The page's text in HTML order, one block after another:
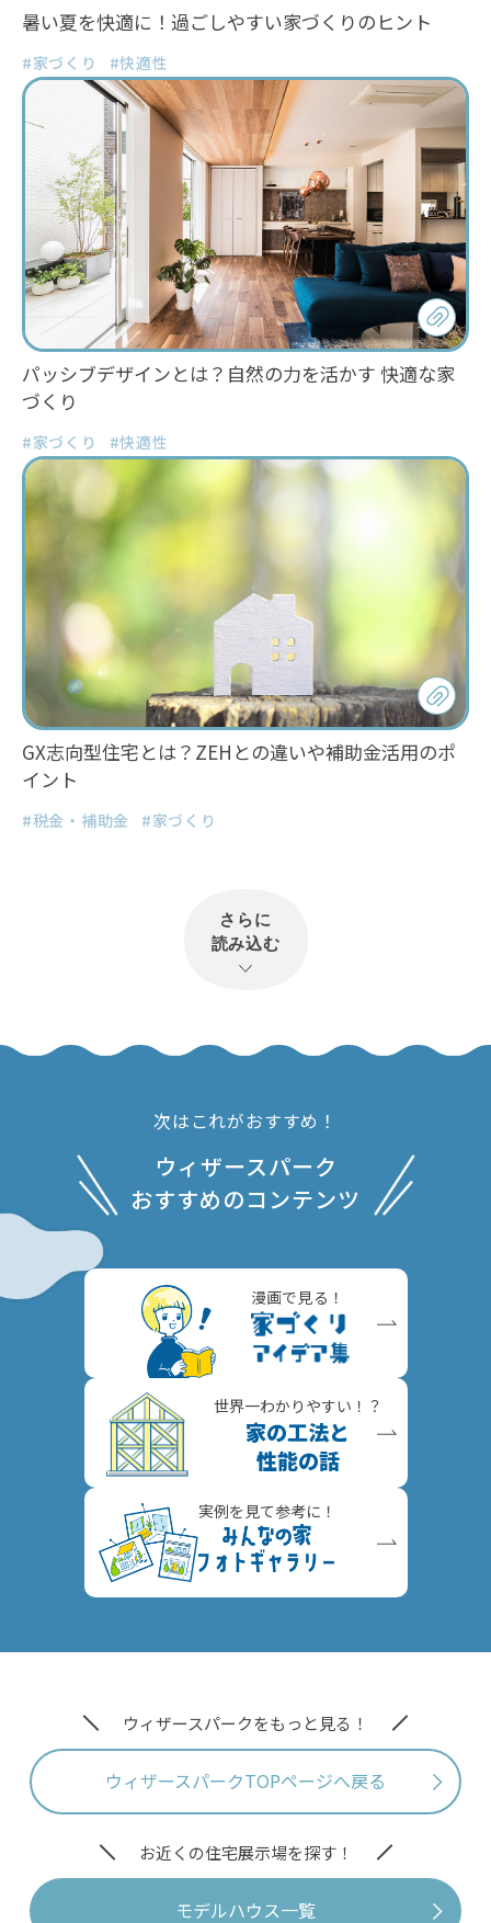
暑い夏を快適に！過ごしやすい家づくりのヒント
#家づくり #快適性
パッシブデザインとは？自然の力を活かす 快適な家
づくり
#家づくり #快適性
GX志向型住宅とは？ZEHとの違いや補助金活用のポ
イント
#税金・補助金 #家づくり
さらに
読み込む
次はこれがおすすめ！
ウィザースパーク
おすすめのコンテンツ
漫画で見る ！
世界一わかりやすい！？
家の工法と
性能の話
実例を見て参考に！
ウィザースパークをもっと見る！
ウィザースパークTOPページへ戻る
お近くの住宅展示場を探す！
モデルハウス一覧